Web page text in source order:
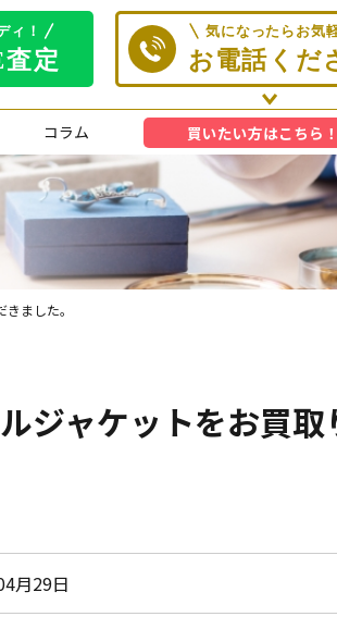
コラム 買いたい方はこちら！
ました。
ジャケットをお買取
月29日